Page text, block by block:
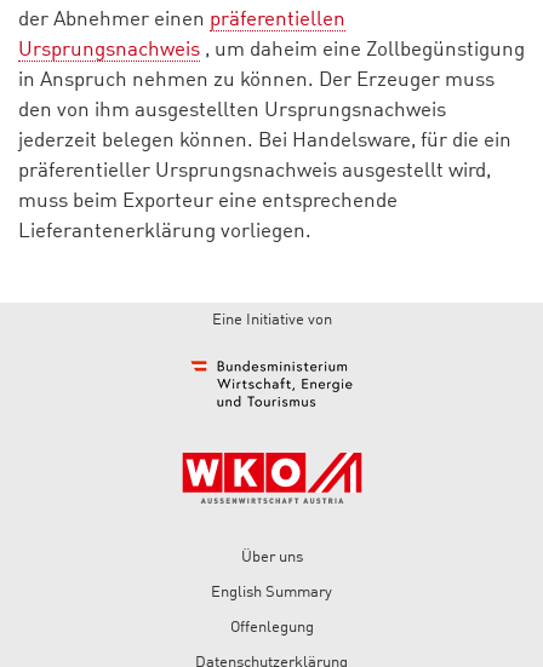
der Abnehmer einen präferentiellen
Ursprungsnachweis , um daheim eine Zollbegünstigung
in Anspruch nehmen zu können. Der Erzeuger muss
den von ihm ausgestellten Ursprungsnachweis
jederzeit belegen können. Bei Handelsware, für die ein
präferentieller Ursprungsnachweis ausgestellt wird,
muss beim Exporteur eine entsprechende
Lieferantenerklärung vorliegen.
Eine Initiative von
Über uns
English Summary
Offenlegung
Datenschutzerklärung